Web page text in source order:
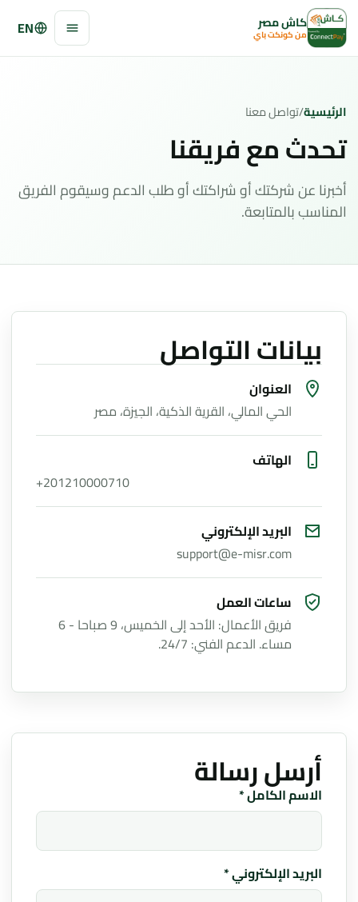
كاش مصر
من كونكت باي EN
الرئيسية/تواصل معنا
تحدث مع فريقنا
أخبرنا عن شركتك أو شراكتك أو طلب الدعم وسيقوم الفريق
المناسب بالمتابعة.
بيانات التواصل
العنوان
الحي المالي، القرية الذكية، الجيزة، مصر
الهاتف
+201210000710
البريد الإلكتروني
support@e-misr.com
ساعات العمل
فريق الأعمال: الأحد إلى الخميس، 9 صباحا - 6
مساء. الدعم الفني: 24/7.
أرسل رسالة
Website
الاسم الكامل *
البريد الإلكتروني *